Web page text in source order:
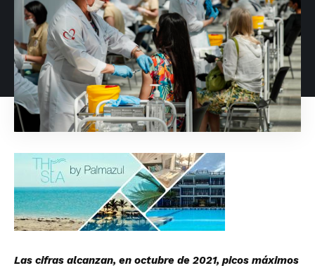
Las cifras alcanzan, en octubre de 2021, picos máximos